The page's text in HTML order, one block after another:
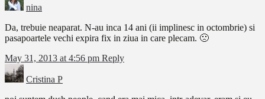
nina
Da, trebuie neaparat. N-au inca 14 ani (ii implinesc in octombrie) si
pasapoartele vechi expira fix in ziua in care plecam. 🙁
May 31, 2013 at 4:56 pm Reply
Cristina P